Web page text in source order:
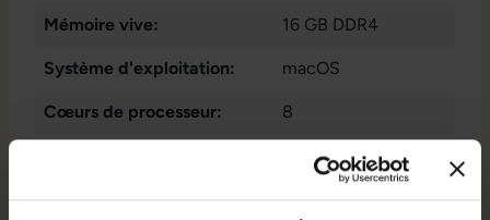
Mémoire vive: 16 GB DDR4
Système d'exploitation: macOS
Cœurs de processeur: 8
Écran Anti Reflet
Webcam: Oui